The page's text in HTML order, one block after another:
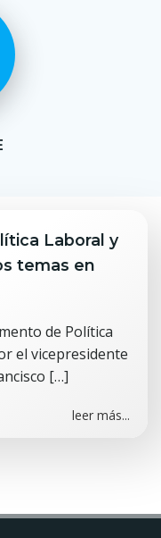
Laboral y
temas en
de Política
el vicepresidente
[…]
leer más...